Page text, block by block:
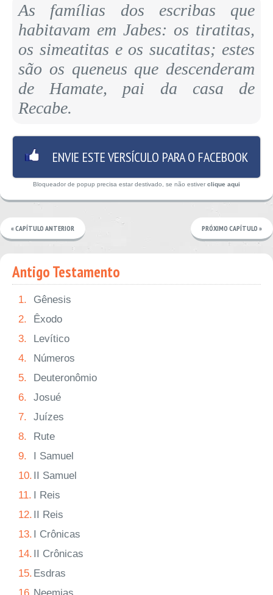
As famílias dos escribas que
habitavam em Jabes: os tiratitas,
os simeatitas e os sucatitas; estes
são os queneus que descenderam
de Hamate, pai da casa de
Recabe.
ENVIE ESTE VERSÍCULO PARA O FACEBOOK
Bloqueador de popup precisa estar destivado, se não estiver clique aqui
« CAPÍTULO ANTERIOR PRÓXIMO CAPÍTULO »
Antigo Testamento
1.
Gênesis
2.
Êxodo
3.
Levítico
4.
Números
5.
Deuteronômio
6.
Josué
7.
Juízes
8.
Rute
9.
I Samuel
10. II Samuel
11. I Reis
12. II Reis
13. I Crônicas
14. II Crônicas
15. Esdras